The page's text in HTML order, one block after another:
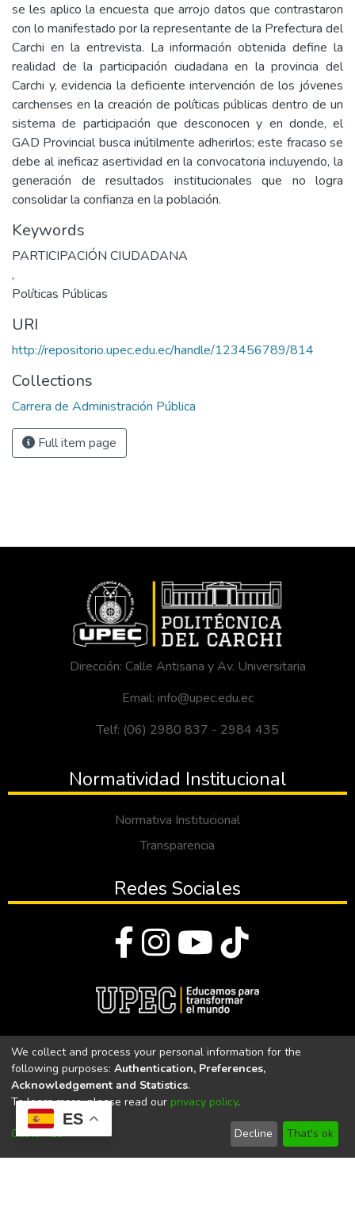
ES
se les aplico la encuesta que arrojo datos que contrastaron
con lo manifestado por la representante de la Prefectura del
Carchi en la entrevista. La información obtenida define la
realidad de la participación ciudadana en la provincia del
Carchi y, evidencia la deficiente intervención de los jóvenes
carchenses en la creación de políticas públicas dentro de un
sistema de participación que desconocen y en donde, el
GAD Provincial busca inútilmente adherirlos; este fracaso se
debe al ineficaz asertividad en la convocatoria incluyendo, la
generación de resultados institucionales que no logra
consolidar la confianza en la población.
Keywords
PARTICIPACIÓN CIUDADANA
,
Políticas Públicas
URI
http://repositorio.upec.edu.ec/handle/123456789/814
Collections
Carrera de Administración Pública
Full item page
Dirección: Calle Antisana y Av. Universitaria
Email: info@upec.edu.ec
Telf: (06) 2980 837 - 2984 435
Normatividad Institucional
Normativa Institucional
Transparencia
Redes Sociales
Universidad Politécnica Estatal del Carchi
Universidad Politécnica Estatal del Carchi | Acreditada por el
CACES Resolución N°. 160-SE-33-CACES-2020
We collect and process your personal information for the
following purposes: Authentication, Preferences,
Acknowledgement and Statistics.
To learn more, please read our privacy policy.
Customize Decline That's ok